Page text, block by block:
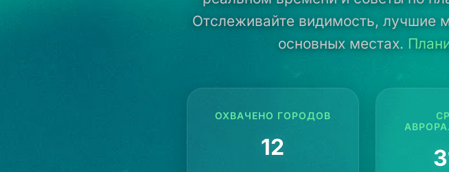
Отслеживайте видимость, лучшие
основных местах.
ОХВАЧЕНО ГОРОДОВ
12